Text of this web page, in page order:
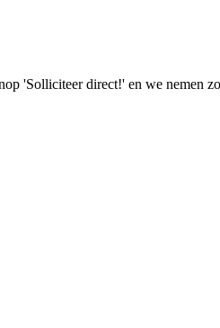
'Solliciteer direct!' en we nemen